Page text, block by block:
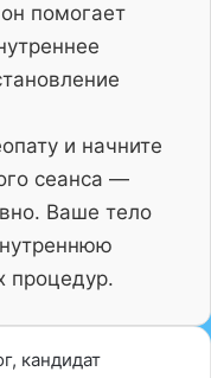
помогает
и начните
сеанса —
Ваше тело
процедур.
кандидат